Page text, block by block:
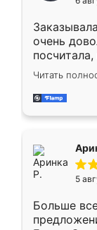
мебели
очень
Замерщик
делу со
за день,
Читать
5
Больше